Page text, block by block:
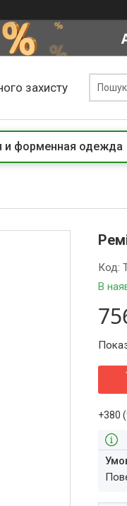
захисту
и форменная одежда
В
Код:
+380